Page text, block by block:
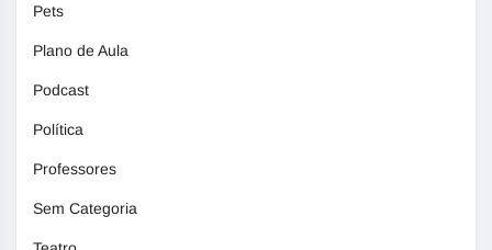
Pets
Plano de Aula
Podcast
Política
Professores
Sem Categoria